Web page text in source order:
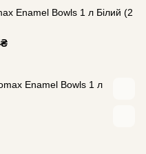
Enamel Bowls 1 л Білий (2